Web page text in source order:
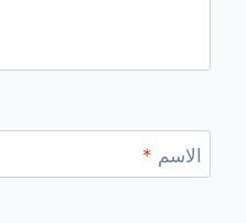
الاسم *